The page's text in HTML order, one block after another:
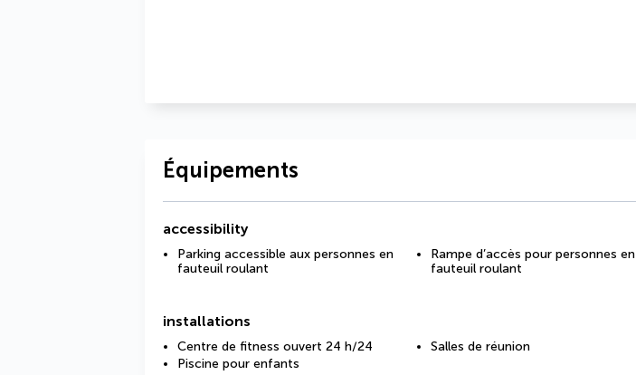
Équipements
accessibility
Parking accessible aux personnes en
fauteuil roulant
Rampe d’accès pour personnes en
fauteuil roulant
installations
Centre de fitness ouvert 24 h/24
Piscine pour enfants
Salles de réunion